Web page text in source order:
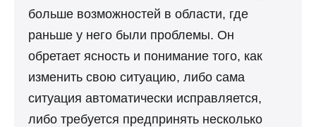
больше возможностей в области, где
раньше у него были проблемы. Он
обретает ясность и понимание того, как
изменить свою ситуацию, либо сама
ситуация автоматически исправляется,
либо требуется предпринять несколько